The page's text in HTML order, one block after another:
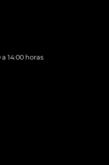
14:00 horas